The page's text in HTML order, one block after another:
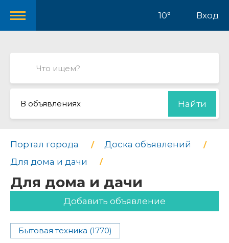
10° Вход
В объявлениях Найти
Портал города
Доска объявлений
Для дома и дачи
Для дома и дачи
Добавить объявление
Бытовая техника (1770)